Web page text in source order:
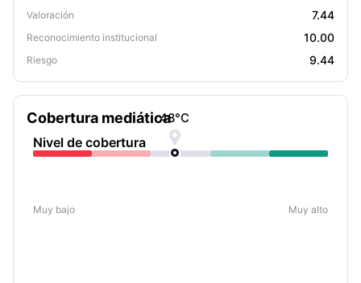
Valoración 7.44
Reconocimiento institucional 10.00
Riesgo 9.44
Cobertura mediática
Nivel de cobertura
48°C

Muy bajo Muy alto